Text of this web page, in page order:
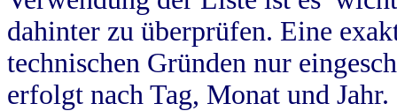
dahinter zu überprüfen. Eine
technischen Gründen nur
erfolgt nach Tag, Monat und Jahr.